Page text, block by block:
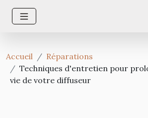
Accueil
Réparations
Techniques d'entretien pour
vie de votre diffuseur